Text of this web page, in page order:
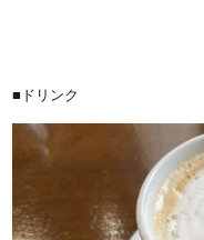
■ドリンク